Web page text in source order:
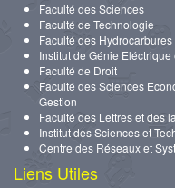
Faculté des Sciences
Faculté de Technologie
Faculté des
Institut de Génie
Faculté de Droit
Faculté des Sciences
Gestion
Faculté des Lettres et des
Institut des Sciences et
Centre des Réseaux et
Liens Utiles